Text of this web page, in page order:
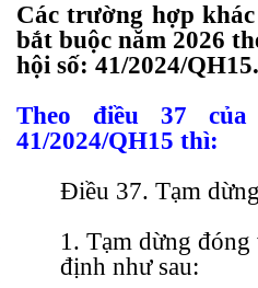
Các trường hợp
bắt buộc năm 2026
hội số: 41/2024/QH15.
Theo điều 37
41/2024/QH15 thì:
Điều 37. Tạm
1. Tạm dừng
định như sau: